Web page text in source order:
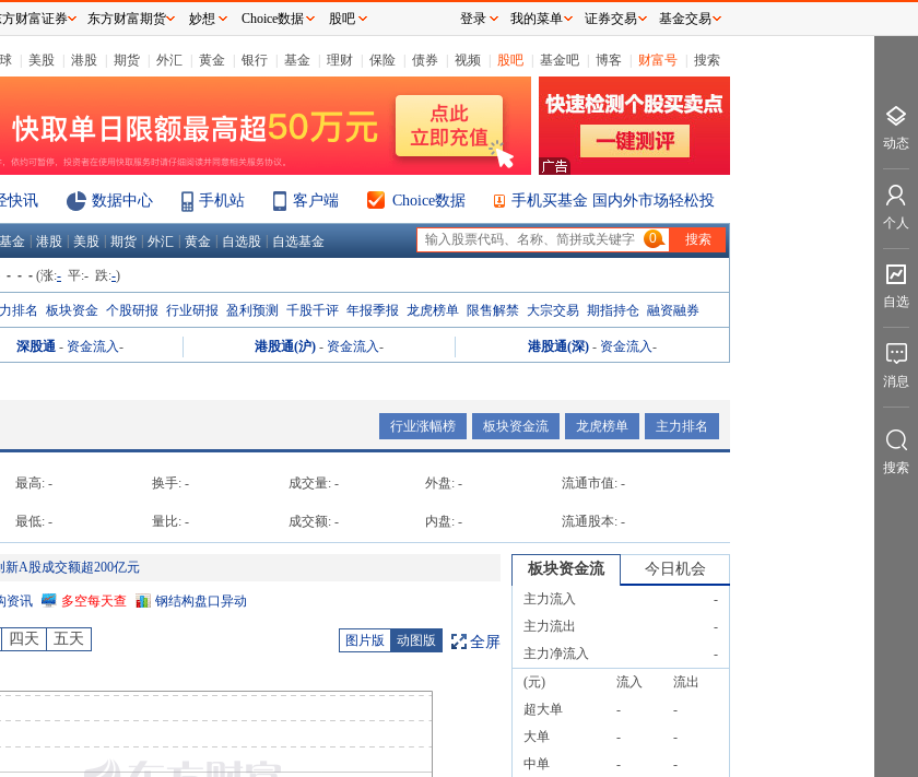
美股 港股 期货 外汇 黄金 银行 基金 理财 保险 债券 视频 股吧 基金吧 博客 财富号 搜索
快讯 数据中心 手机站 客户端 Choice数据 手机买基金 国内外市场轻松投
基金 港股 美股 期货 外汇 黄金 自选股 自选基金 0
- - - (涨:- 平:- 跌:-)
排名 板块资金 个股研报 行业研报 盈利预测 千股千评 年报季报 龙虎榜单 限售解禁 大宗交易 期指持仓 融资融券
深股通 - 资金流入- 港股通(沪) - 资金流入- 港股通(深) - 资金流入-
行业涨幅榜 板块资金流 龙虎榜单 主力排名
最高: - 换手: - 成交量: - 外盘: - 流通市值: -
最低: - 量比: - 成交额: - 内盘: - 流通股本: -
新A股成交额超200亿元
资讯 多空每天查 钢结构盘口异动
四天 五天 图片版 动图版 全屏
板块资金流 今日机会
主力流入
-
主力流出
-
主力净流入
-
(元)
流入
流出
超大单
-
-
大单
-
-
中单
-
-
财富证券 东方财富期货 妙想 Choice数据 股吧 登录 我的菜单 证券交易 基金交易
动态
个人
自选
消息
搜索